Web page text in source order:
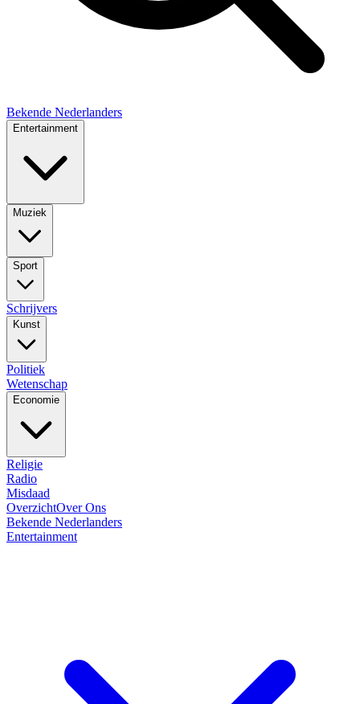
Bekende Nederlanders
Entertainment
Muziek
Sport
Schrijvers
Kunst
Politiek
Wetenschap
Economie
Religie
Radio
Misdaad
OverzichtOver Ons
Bekende Nederlanders
Entertainment